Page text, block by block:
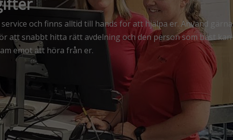
och finns alltid till hands för att hjälpa er. Använd gärna
att snabbt hitta rätt avdelning och den person som bäst kan
emot att höra från er.